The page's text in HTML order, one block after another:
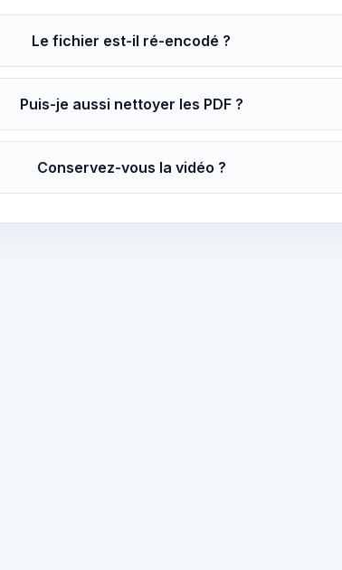
Le fichier est-il ré-encodé ?
Puis-je aussi nettoyer les PDF ?
Conservez-vous la vidéo ?